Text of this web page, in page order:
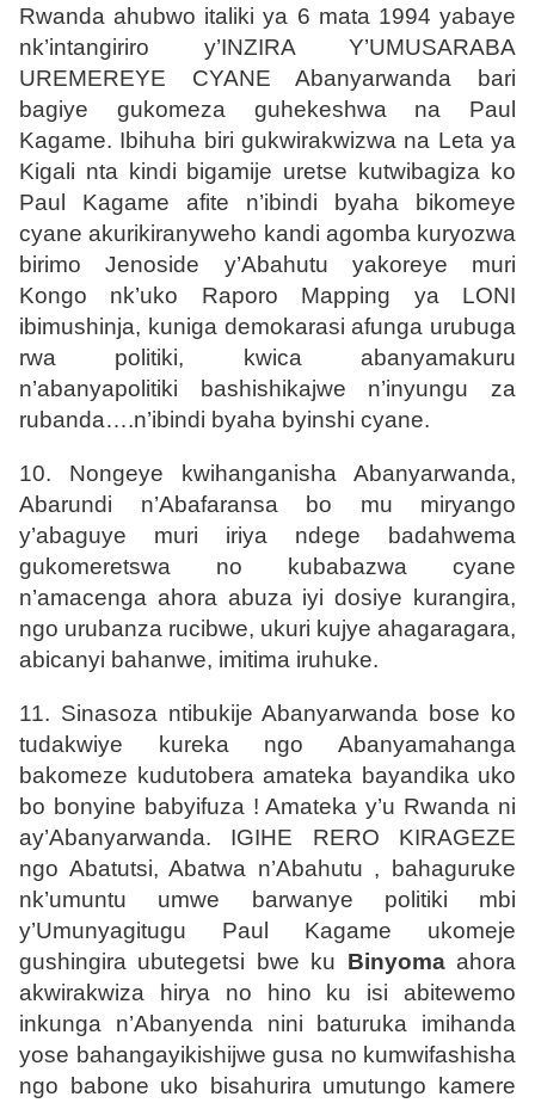
Rwanda ahubwo italiki ya 6 mata 1994 yabaye
nk’intangiriro y’INZIRA Y’UMUSARABA
UREMEREYE CYANE Abanyarwanda bari
bagiye gukomeza guhekeshwa na Paul
Kagame. Ibihuha biri gukwirakwizwa na Leta ya
Kigali nta kindi bigamije uretse kutwibagiza ko
Paul Kagame afite n’ibindi byaha bikomeye
cyane akurikiranyweho kandi agomba kuryozwa
birimo Jenoside y’Abahutu yakoreye muri
Kongo nk’uko Raporo Mapping ya LONI
ibimushinja, kuniga demokarasi afunga urubuga
rwa politiki, kwica abanyamakuru
n’abanyapolitiki bashishikajwe n’inyungu za
rubanda….n’ibindi byaha byinshi cyane.
10. Nongeye kwihanganisha Abanyarwanda,
Abarundi n’Abafaransa bo mu miryango
y’abaguye muri iriya ndege badahwema
gukomeretswa no kubabazwa cyane
n’amacenga ahora abuza iyi dosiye kurangira,
ngo urubanza rucibwe, ukuri kujye ahagaragara,
abicanyi bahanwe, imitima iruhuke.
11. Sinasoza ntibukije Abanyarwanda bose ko
tudakwiye kureka ngo Abanyamahanga
bakomeze kudutobera amateka bayandika uko
bo bonyine babyifuza ! Amateka y’u Rwanda ni
ay’Abanyarwanda. IGIHE RERO KIRAGEZE
ngo Abatutsi, Abatwa n’Abahutu , bahaguruke
nk’umuntu umwe barwanye politiki mbi
y’Umunyagitugu Paul Kagame ukomeje
gushingira ubutegetsi bwe ku Binyomaahora
akwirakwiza hirya no hino ku isi abitewemo
inkunga n’Abanyenda nini baturuka imihanda
yose bahangayikishijwe gusa no kumwifashisha
ngo babone uko bisahurira umutungo kamere